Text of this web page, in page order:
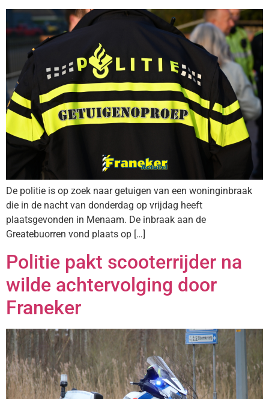
De politie is op zoek naar getuigen van een woninginbraak
die in de nacht van donderdag op vrijdag heeft
plaatsgevonden in Menaam. De inbraak aan de
Greatebuorren vond plaats op […]
Politie pakt scooterrijder na
wilde achtervolging door
Franeker